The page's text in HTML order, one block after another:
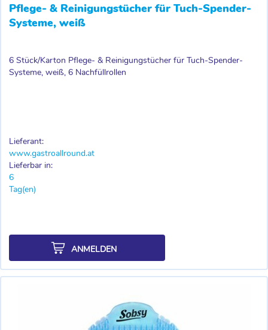
Pflege- & Reinigungstücher für Tuch-Spender-
Systeme, weiß
6 Stück/Karton Pflege- & Reinigungstücher für Tuch-Spender-
Systeme, weiß, 6 Nachfüllrollen
Lieferant:
www.gastroallround.at
Lieferbar in:
6
Tag(en)
ANMELDEN